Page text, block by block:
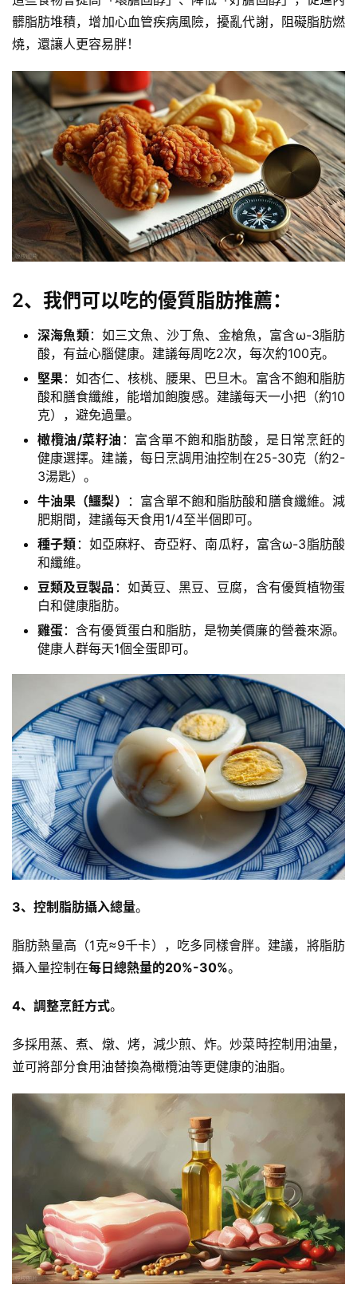
得
力
量
訓
練
增
肌
計
劃
瑜
身
頻
髒脂肪堆積，增加心血管疾病風險，擾亂代謝，阻礙脂肪燃
燒，還讓人更容易胖！
2、我們可以吃的優質脂肪推薦：
深海魚類：如三文魚、 沙丁魚、 金槍魚，富含ω-3脂肪
酸，有益心腦健康。建議每周吃2次，每次約100克。
堅果：如杏仁、 核桃、 腰果、 巴旦木。富含不飽和脂肪
酸和膳食纖維，能增加飽腹感。建議每天一小把（約10
克），避免過量。
橄欖油/菜籽油 ：富含單不飽和脂肪酸，是日常烹飪的
健康選擇。建議，每日烹調用油控制在25-30克（約2-
3湯匙）。
牛油果 （鱷梨）
：富含單不飽和脂肪酸和膳食纖維。減
肥期間，建議每天食用1/4至半個即可。
種子類 ：如亞麻籽、 奇亞籽、南瓜籽，富含ω-3脂肪酸
和纖維。
豆類及豆製品 ：如黃豆、 黑豆、豆腐，含有優質植物蛋
白和健康脂肪。
雞蛋：含有優質蛋白和脂肪，是物美價廉的營養來源。
健康人群每天1個全蛋即可。
3、控制脂肪攝入總量。
脂肪熱量高（1克≈9千卡），吃多同樣會胖。建議，將脂肪
攝入量控制在每日總熱量的20%-30%。
4、調整烹飪方式。
多採用蒸、煮、燉、烤，減少煎、炸。炒菜時控制用油量，
並可將部分食用油替換為橄欖油等更健康的油脂。